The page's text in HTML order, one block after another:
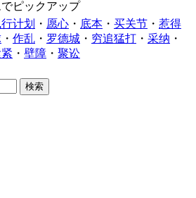
ピックアップ
计划 ・ 愿心 ・ 底本 ・ 买关节 ・ 惹得
・ 作乱 ・ 罗德城 ・ 穷追猛打 ・ 采纳 ・
・ 壁障 ・ 聚讼